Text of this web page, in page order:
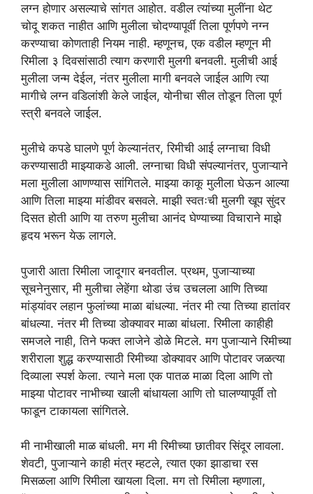
लग्न होणार असल्याचे सांगत आहोत. वडील त्यांच्या मुलींना थेट
चोदू शकत नाहीत आणि मुलीला चोदण्यापूर्वी तिला पूर्णपणे नग्न
करण्याचा कोणताही नियम नाही. म्हणूनच, एक वडील म्हणून मी
रिमीला ३ दिवसांसाठी त्याग करणारी मुलगी बनवली. मुलीची आई
मुलीला जन्म देईल, नंतर मुलीला मागी बनवले जाईल आणि त्या
मागीचे लग्न वडिलांशी केले जाईल, योनीचा सील तोडून तिला पूर्ण
स्त्री बनवले जाईल.
मुलीचे कपडे घालणे पूर्ण केल्यानंतर, रिमीची आई लग्नाचा विधी
करण्यासाठी माझ्याकडे आली. लग्नाचा विधी संपल्यानंतर, पुजाऱ्याने
मला मुलीला आणण्यास सांगितले. माझ्या काकू मुलीला घेऊन आल्या
आणि तिला माझ्या मांडीवर बसवले. माझी स्वतःची मुलगी खूप सुंदर
दिसत होती आणि या तरुण मुलीचा आनंद घेण्याच्या विचाराने माझे
हृदय भरून येऊ लागले.
पुजारी आता रिमीला जादूगार बनवतील. प्रथम, पुजाऱ्याच्या
सूचनेनुसार, मी मुलीचा लेहेंगा थोडा उंच उचलला आणि तिच्या
मांड्यांवर लहान फुलांच्या माळा बांधल्या. नंतर मी त्या तिच्या हातांवर
बांधल्या. नंतर मी तिच्या डोक्यावर माळा बांधला. रिमीला काहीही
समजले नाही, तिने फक्त लाजेने डोळे मिटले. मग पुजाऱ्याने रिमीच्या
शरीराला शुद्ध करण्यासाठी रिमीच्या डोक्यावर आणि पोटावर जळत्या
दिव्याला स्पर्श केला. त्याने मला एक पातळ माळा दिला आणि तो
माझ्या पोटावर नाभीच्या खाली बांधायला आणि तो घालण्यापूर्वी तो
फाडून टाकायला सांगितले.
मी नाभीखाली माळ बांधली. मग मी रिमीच्या छातीवर सिंदूर लावला.
शेवटी, पुजाऱ्याने काही मंत्र म्हटले, त्यात एका झाडाचा रस
मिसळला आणि रिमीला खायला दिला. मग तो रिमीला म्हणाला,